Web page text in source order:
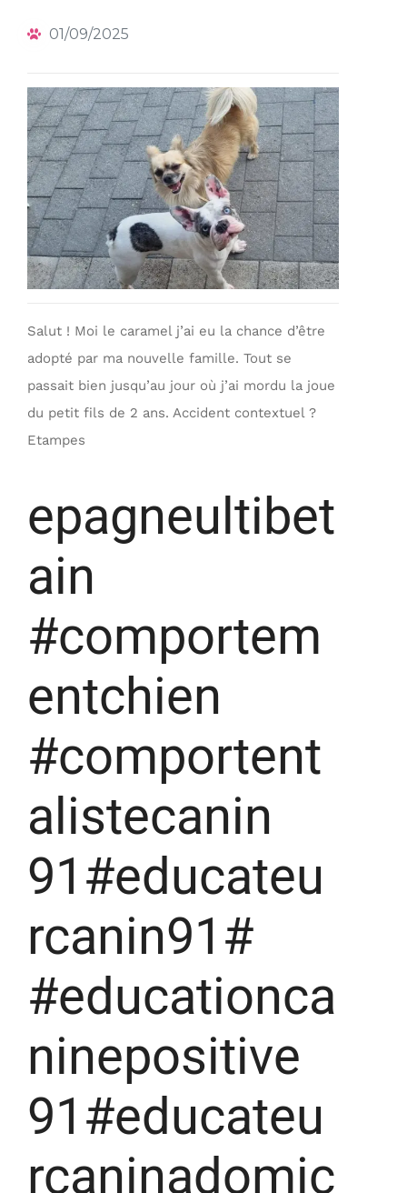
01/09/2025
Salut ! Moi le caramel j’ai eu la chance d’être
adopté par ma nouvelle famille. Tout se
passait bien jusqu’au jour où j’ai mordu la joue
du petit fils de 2 ans. Accident contextuel ?
Etampes
epagneultibet
ain
#comportem
entchien
#comportent
alistecanin
91#educateu
rcanin91#
#educationca
ninepositive
91#educateu
rcaninadomic